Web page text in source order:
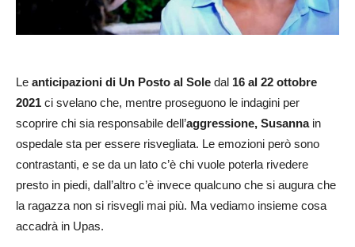
Le anticipazioni di Un Posto al Sole dal 16 al 22 ottobre
2021 ci svelano che, mentre proseguono le indagini per
scoprire chi sia responsabile dell’aggressione, Susannain
ospedale sta per essere risvegliata. Le emozioni però sono
contrastanti, e se da un lato c’è chi vuole poterla rivedere
presto in piedi, dall’altro c’è invece qualcuno che si augura che
la ragazza non si risvegli mai più. Ma vediamo insieme cosa
accadrà in Upas.